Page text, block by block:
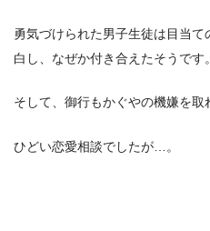
勇気づけられた男子生徒は目当
白し、なぜか付き合えたそうです。
そして、御行もかぐやの機嫌を取
ひどい恋愛相談でしたが…。